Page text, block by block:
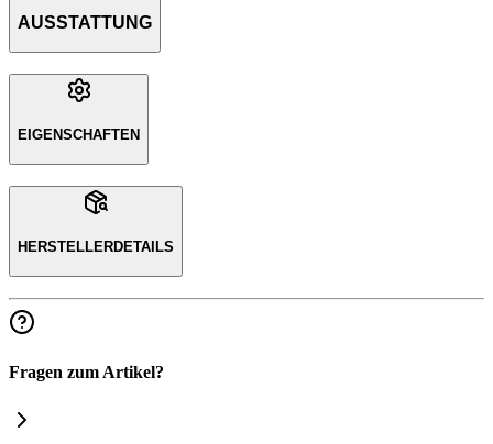
AUSSTATTUNG
EIGENSCHAFTEN
HERSTELLERDETAILS
Fragen zum Artikel?